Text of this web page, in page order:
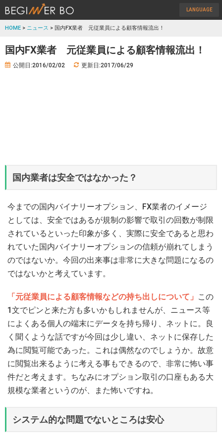
LANGUAGE
HOME > ニュース > 国内FX業者 元従業員による顧客情報流出！
国内FX業者 元従業員による顧客情報流出！
公開日:2016/02/02 更新日:2017/06/29
国内業者は安全ではなかった？
今までの国内バイナリーオプション、FX業者のイメージ
としては、安全ではあるが規制の影響で取引の回数が制限
されているといった印象が多く、実際に安全であると思わ
れていた国内バイナリーオプションの信頼が崩れてしまう
のではないか。今回の出来事は非常に大きな問題になるの
ではないかと考えています。
「元従業員による顧客情報などの持ち出しについて」 この
1文でピンと来た方も多いかもしれませんが、ニュース等
によくある個人の端末にデータを持ち帰り、ネットに。良
く聞くような話ですが今回は少し違い、ネットに保存した
為に閲覧可能であった。これは偶然なのでしょうか。故意
に閲覧出来るように考える事もできるので、非常に怖い事
件だと考えます。ちなみにオプション取引の口座もある大
規模な業者というのが、また怖いですね。
システム的な問題でないところは安心